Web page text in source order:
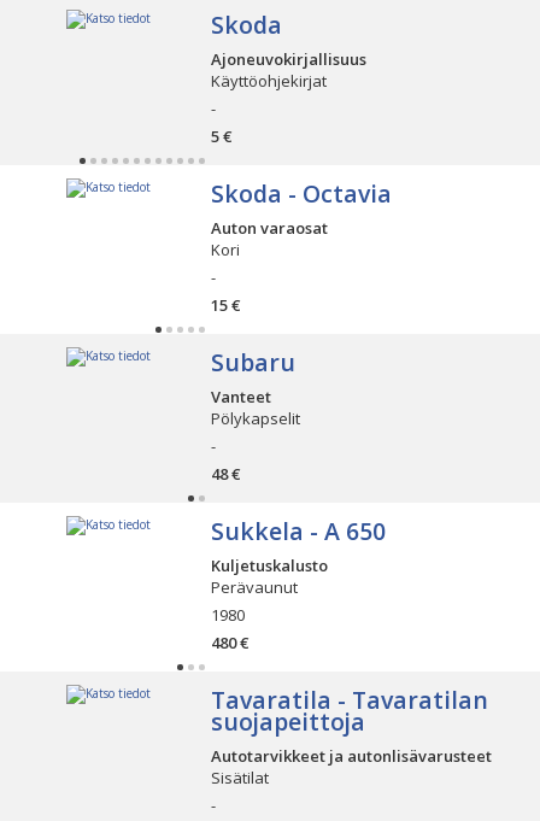
Skoda
Ajoneuvokirjallisuus
Käyttöohjekirjat
-
5 €
Skoda - Octavia
Auton varaosat
Kori
-
15 €
Subaru
Vanteet
Pölykapselit
-
48 €
Sukkela - A 650
Kuljetuskalusto
Perävaunut
1980
480 €
Tavaratila - Tavaratilan
suojapeittoja
Autotarvikkeet ja autonlisävarusteet
Sisätilat
-